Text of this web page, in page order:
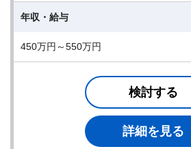
年収・給与
450万円～550万円
検討する
詳細を見る